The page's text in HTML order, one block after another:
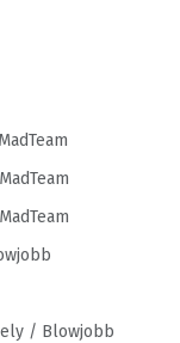
/ Blowjobb